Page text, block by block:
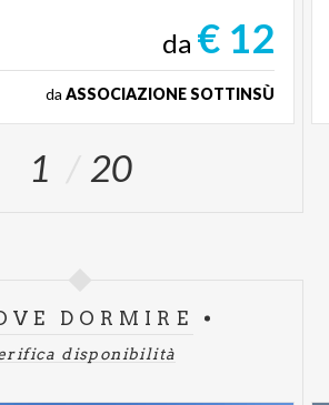
da € 12
da ASSOCIAZIONE SOTTINSÙ
1 20
DORMIRE
disponibilità